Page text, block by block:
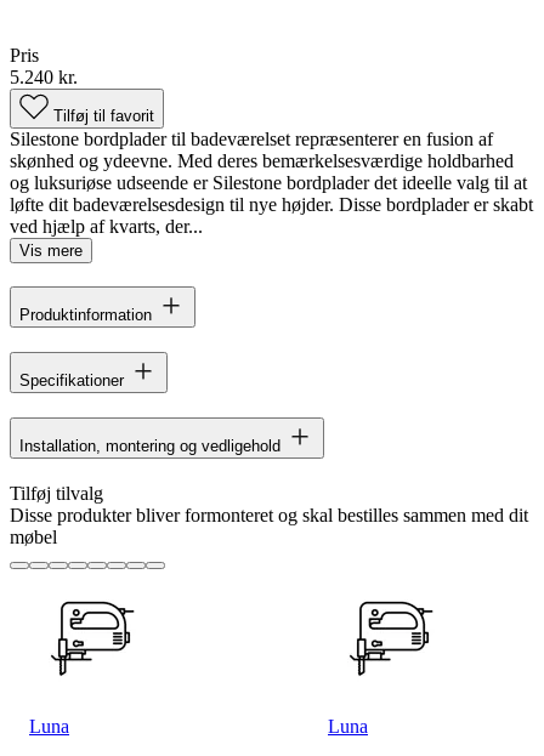
Pris
5.240 kr.
Tilføj til favorit
Silestone bordplader til badeværelset repræsenterer en fusion af
skønhed og ydeevne. Med deres bemærkelsesværdige holdbarhed
og luksuriøse udseende er Silestone bordplader det ideelle valg til at
løfte dit badeværelsesdesign til nye højder. Disse bordplader er skabt
ved hjælp af kvarts, der...
Vis mere
Produktinformation
Specifikationer
Installation, montering og vedligehold
Tilføj tilvalg
Disse produkter bliver formonteret og skal bestilles sammen med dit
møbel
Luna
Luna